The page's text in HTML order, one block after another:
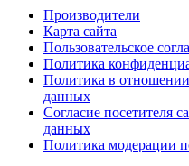
Производители
Карта сайта
Пользовательское
Политика
Политика в
данных
Согласие посетителя
данных
Политика модерации